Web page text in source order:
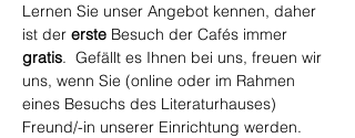
Lernen Sie unser Angebot kennen, daher
ist der erste Besuch der Cafés immer
gratis.  Gefällt es Ihnen bei uns, freuen wir
uns, wenn Sie (online oder im Rahmen
eines Besuchs des Literaturhauses)
Freund/-in unserer Einrichtung werden.